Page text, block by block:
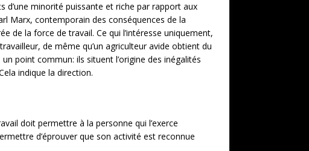
minorité puissante et riche par rapport aux
Marx, contemporain des conséquences de la
de la force de travail. Ce qui l’intéresse uniquement,
de même qu’un agriculteur avide obtient du
point commun: ils situent l’origine des inégalités
indique la direction.
doit permettre à la personne qui l’exerce
d’éprouver que son activité est reconnue